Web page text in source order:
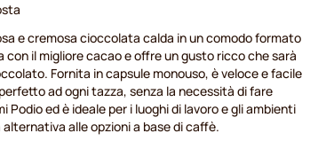
e cremosa cioccolata calda in un comodo formato
il migliore cacao e offre un gusto ricco che sarà
Fornita in capsule monouso, è veloce e facile
ad ogni tazza, senza la necessità di fare
Podio ed è ideale per i luoghi di lavoro e gli ambienti
alle opzioni a base di caffè.